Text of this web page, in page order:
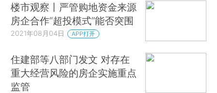
楼市观察丨严管购地资金来源
房企合作“超投模式”能否突围
2021年08月04日 APP打开
住建部等八部门发文 对存在
重大经营风险的房企实施重点
监管